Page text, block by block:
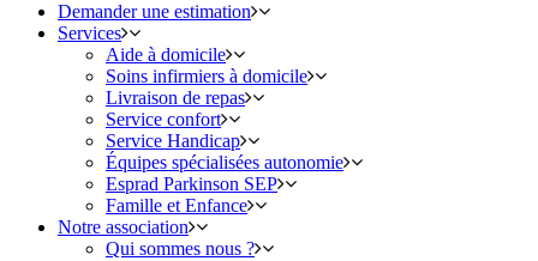
Demander une estimation
Services
Aide à domicile
Soins infirmiers à domicile
Livraison de repas
Service confort
Service Handicap
Équipes spécialisées autonomie
Esprad Parkinson SEP
Famille et Enfance
Notre association
Qui sommes nous ?